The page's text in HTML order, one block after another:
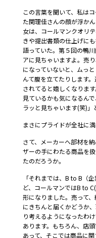
この言葉を聞いて、私は
た関理佳さんの顔が浮か
女は、コールマンクオリ
きや提出書類の仕上げに
語っていた。第５回の鴨
アに見ちゃいますよ。売
になっていないと、ムっ
んて腹を立てたりします
されてると嬉しくなりま
見ているかも気になるん
ラッと見ちゃいます(笑)」
まさにプライドが全社に
さて、メーカーへ部材を
ザーの手にわたる商品を
たのだろうか。
「それまでは、B to B（
ど、コールマンではB to
形になりました。売って
にきちんと届くかどうか
り考えるようになったわ
あります。もちろん、店
あって、そこでは商品に